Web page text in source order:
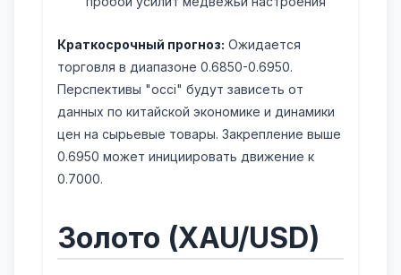
Краткосрочный прогноз: Ожидается
торговля в диапазоне 0.6850-0.6950.
Перспективы "оссі" будут зависеть от
данных по китайской экономике и динамики
цен на сырьевые товары. Закрепление выше
0.6950 может инициировать движение к
0.7000.
Золото (XAU/USD)